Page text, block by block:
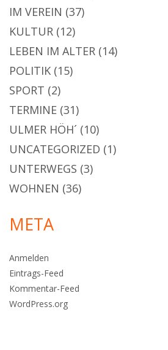
IM VEREIN (37)
KULTUR (12)
LEBEN IM ALTER (14)
POLITIK (15)
SPORT (2)
TERMINE (31)
ULMER HÖH´ (10)
UNCATEGORIZED (1)
UNTERWEGS (3)
WOHNEN (36)
META
Anmelden
Eintrags-Feed
Kommentar-Feed
WordPress.org